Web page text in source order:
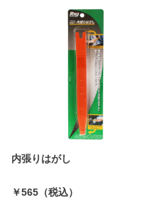
内張りはがし
￥565（税込）